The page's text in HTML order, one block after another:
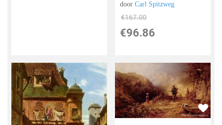
doorCarl Spitzweg
€167.00
€96.86